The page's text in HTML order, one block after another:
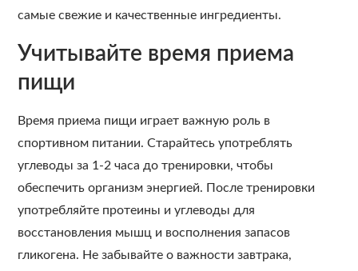
самые свежие и качественные ингредиенты.
Учитывайте время приема
пищи
Время приема пищи играет важную роль в
спортивном питании. Старайтесь употреблять
углеводы за 1-2 часа до тренировки, чтобы
обеспечить организм энергией. После тренировки
употребляйте протеины и углеводы для
восстановления мышц и восполнения запасов
гликогена. Не забывайте о важности завтрака,